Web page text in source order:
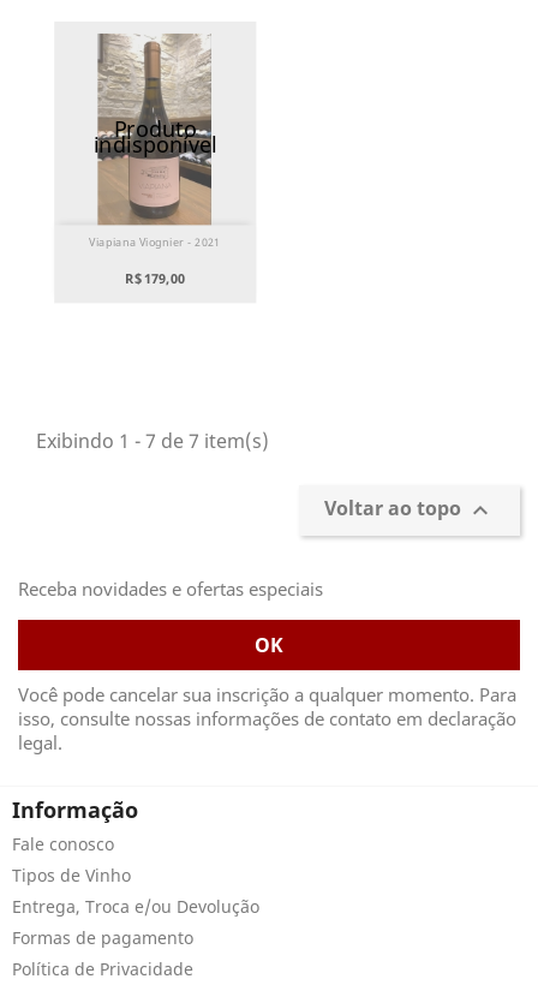
Produto
indisponível
Viapiana Viognier - 2021
R$ 179,00
Exibindo 1 - 7 de 7 item(s)
Voltar ao topo 
Receba novidades e ofertas especiais
Você pode cancelar sua inscrição a qualquer momento. Para
isso, consulte nossas informações de contato em declaração
legal.
Informação
Fale conosco
Tipos de Vinho
Entrega, Troca e/ou Devolução
Formas de pagamento
Política de Privacidade